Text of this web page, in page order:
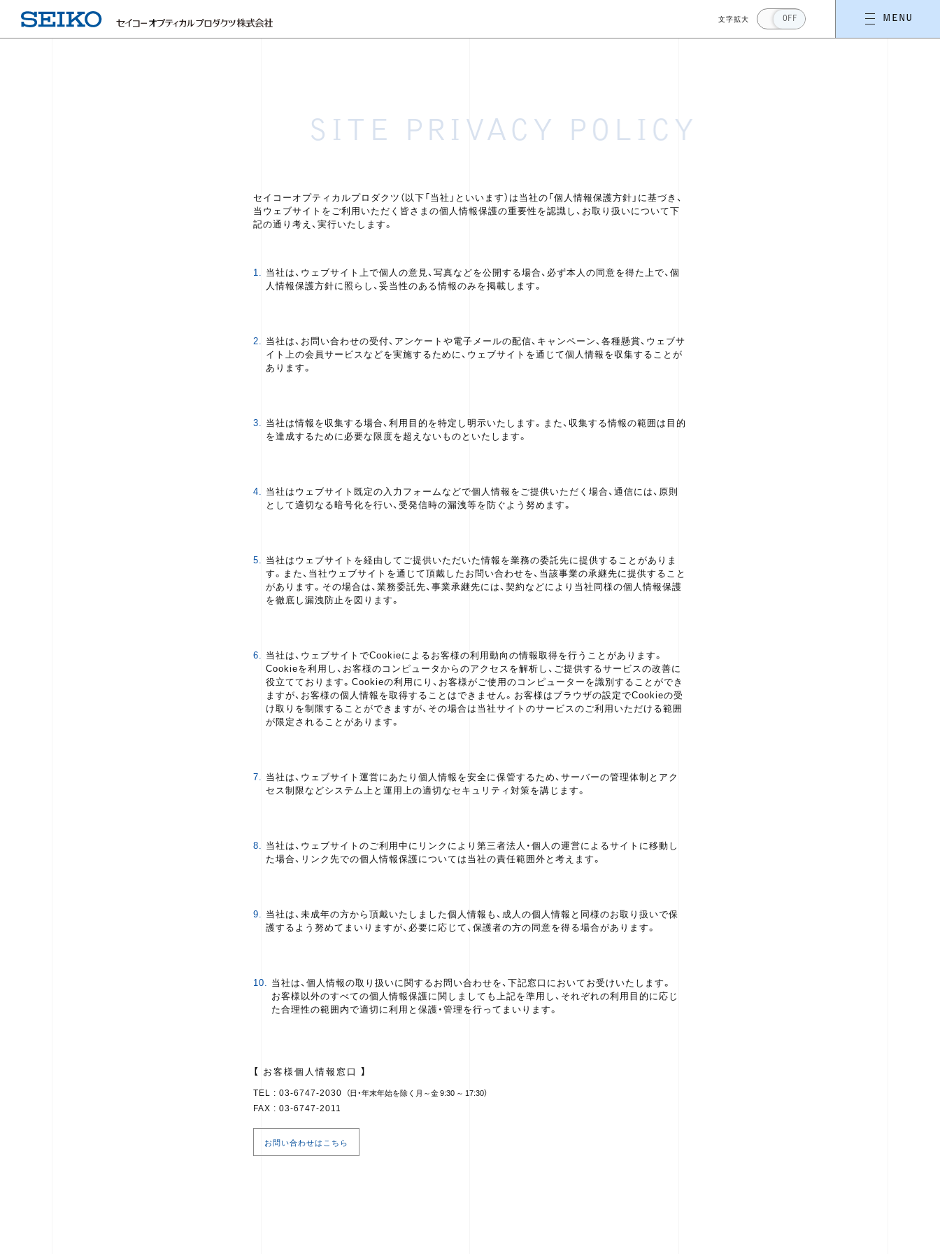
文字拡大 OFF MENU
SITE PRIVACY POLICY
セイコーオプティカルプロダクツ（以下「当社」といいます）は当社の「個人情報保護方針」に基づき、
当ウェブサイトをご利用いただく皆さまの個人情報保護の重要性を認識し、お取り扱いについて下
記の通り考え、実行いたします。
1. 当社は、ウェブサイト上で個人の意見、写真などを公開する場合、必ず本人の同意を得た上で、個
人情報保護方針に照らし、妥当性のある情報のみを掲載します。
2. 当社は、お問い合わせの受付、アンケートや電子メールの配信、キャンペーン、各種懸賞、ウェブサ
イト上の会員サービスなどを実施するために、ウェブサイトを通じて個人情報を収集することが
あります。
3. 当社は情報を収集する場合、利用目的を特定し明示いたします。また、収集する情報の範囲は目的
を達成するために必要な限度を超えないものといたします。
4. 当社はウェブサイト既定の入力フォームなどで個人情報をご提供いただく場合、通信には、原則
として適切なる暗号化を行い、受発信時の漏洩等を防ぐよう努めます。
5. 当社はウェブサイトを経由してご提供いただいた情報を業務の委託先に提供することがありま
す。また、当社ウェブサイトを通じて頂戴したお問い合わせを、当該事業の承継先に提供すること
があります。その場合は、業務委託先、事業承継先には、契約などにより当社同様の個人情報保護
を徹底し漏洩防止を図ります。
6. 当社は、ウェブサイトでCookieによるお客様の利用動向の情報取得を行うことがあります。
Cookieを利用し、お客様のコンピュータからのアクセスを解析し、ご提供するサービスの改善に
役立てております。Cookieの利用にり、お客様がご使用のコンピューターを識別することができ
ますが、お客様の個人情報を取得することはできません。お客様はブラウザの設定でCookieの受
け取りを制限することができますが、その場合は当社サイトのサービスのご利用いただける範囲
が限定されることがあります。
7. 当社は、ウェブサイト運営にあたり個人情報を安全に保管するため、サーバーの管理体制とアク
セス制限などシステム上と運用上の適切なセキュリティ対策を講じます。
8. 当社は、ウェブサイトのご利用中にリンクにより第三者法人・個人の運営によるサイトに移動し
た場合、リンク先での個人情報保護については当社の責任範囲外と考えます。
9. 当社は、未成年の方から頂戴いたしました個人情報も、成人の個人情報と同様のお取り扱いで保
護するよう努めてまいりますが、必要に応じて、保護者の方の同意を得る場合があります。
10. 当社は、個人情報の取り扱いに関するお問い合わせを、下記窓口においてお受けいたします。
お客様以外のすべての個人情報保護に関しましても上記を準用し、それぞれの利用目的に応じ
た合理性の範囲内で適切に利用と保護・管理を行ってまいります。
【 お客様個人情報窓口 】
TEL : 03-6747-2030 （日・年末年始を除く月～金 9:30 ～ 17:30）
FAX : 03-6747-2011